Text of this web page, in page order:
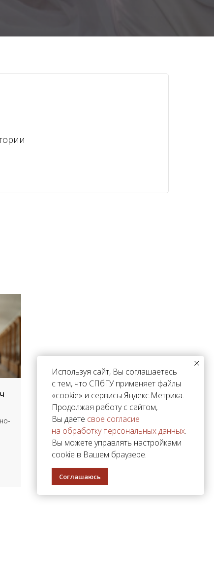
Используя сайт, Вы соглашаетесь
с тем, что СПбГУ применяет файлы
«cookie» и сервисы Яндекс.Метрика.
Продолжая работу с сайтом,
Вы даете свое согласие
на обработку персональных данных.
Вы можете управлять настройками
cookie в Вашем браузере.
Соглашаюсь